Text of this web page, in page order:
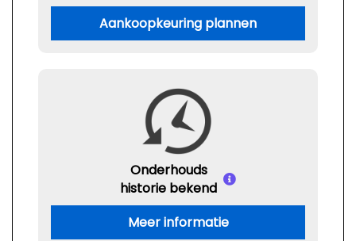
Aankoopkeuring plannen
Onderhouds
historie bekend
Meer informatie